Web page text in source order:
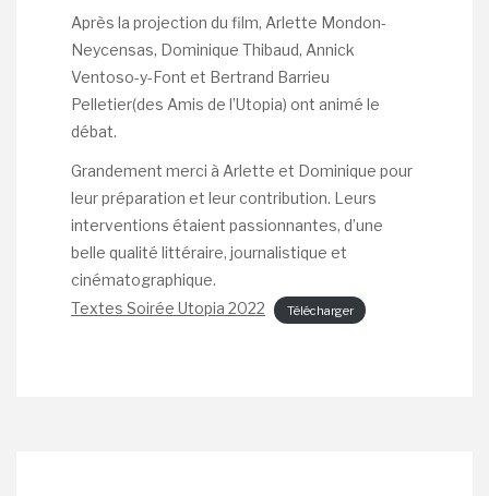
Après la projection du film, Arlette Mondon-
Neycensas, Dominique Thibaud, Annick
Ventoso-y-Font et Bertrand Barrieu
Pelletier(des Amis de l’Utopia) ont animé le
débat.
Grandement merci à Arlette et Dominique pour
leur préparation et leur contribution. Leurs
interventions étaient passionnantes, d’une
belle qualité littéraire, journalistique et
cinématographique.
Textes Soirée Utopia 2022
Télécharger